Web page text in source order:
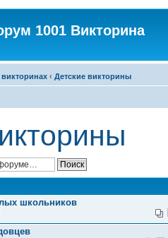
1001 Викторина
‹ Детские викторины
школьников